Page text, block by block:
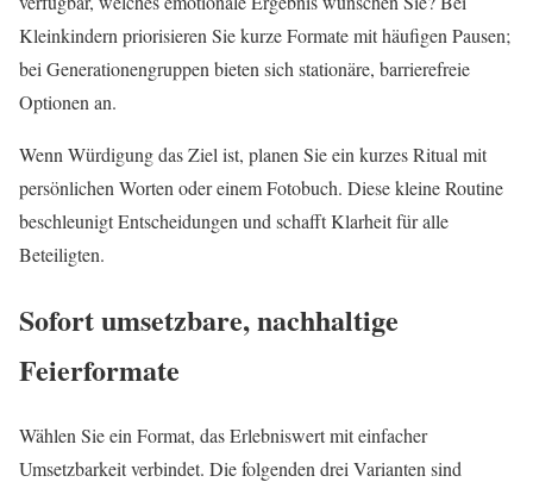
Kleinkindern priorisieren Sie kurze Formate mit häufigen Pausen;
bei Generationengruppen bieten sich stationäre, barrierefreie
Optionen an.
Wenn Würdigung das Ziel ist, planen Sie ein kurzes Ritual mit
persönlichen Worten oder einem Fotobuch. Diese kleine Routine
beschleunigt Entscheidungen und schafft Klarheit für alle
Beteiligten.
Sofort umsetzbare, nachhaltige
Feierformate
Wählen Sie ein Format, das Erlebniswert mit einfacher
Umsetzbarkeit verbindet. Die folgenden drei Varianten sind